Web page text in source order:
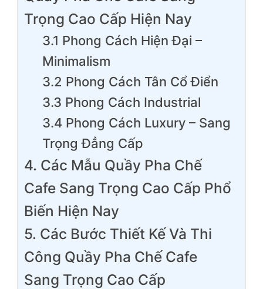
Trọng Cao Cấp Hiện Nay
3.1 Phong Cách Hiện Đại –
Minimalism
3.2 Phong Cách Tân Cổ Điển
3.3 Phong Cách Industrial
3.4 Phong Cách Luxury – Sang
Trọng Đẳng Cấp
4. Các Mẫu Quầy Pha Chế
Cafe Sang Trọng Cao Cấp Phổ
Biến Hiện Nay
5. Các Bước Thiết Kế Và Thi
Công Quầy Pha Chế Cafe
Sang Trọng Cao Cấp